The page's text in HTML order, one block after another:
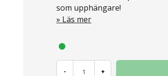
som upphängare!
Läs mer
- +